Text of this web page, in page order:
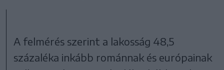
A felmérés szerint a lakosság 48,5
százaléka inkább románnak és európainak